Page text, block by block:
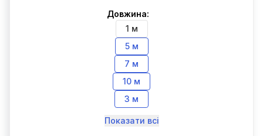
Довжина:
1 м
5 м
7 м
10 м
3 м
Показати всі